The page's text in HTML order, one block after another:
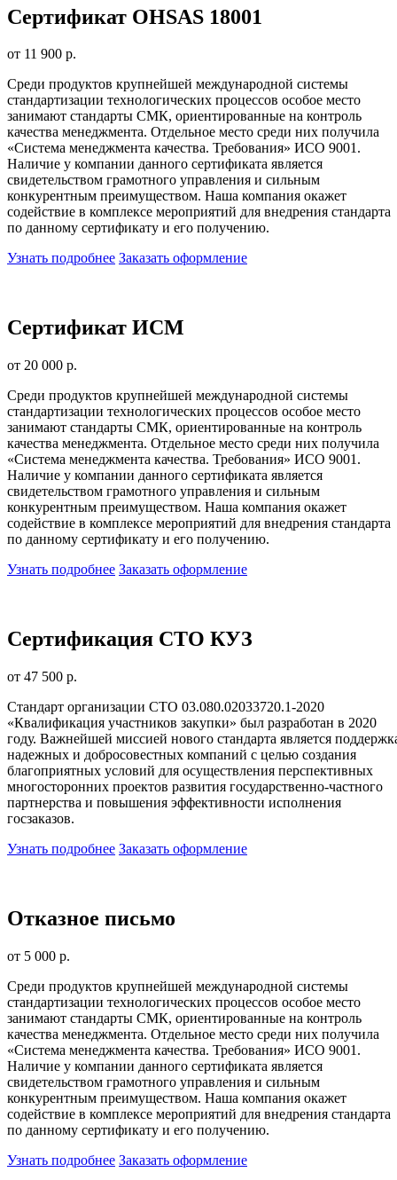
Сертификат OHSAS 18001
от 11 900 р.
Среди продуктов крупнейшей международной системы
стандартизации технологических процессов особое место
занимают стандарты СМК, ориентированные на контроль
качества менеджмента. Отдельное место среди них получила
«Система менеджмента качества. Требования» ИСО 9001.
Наличие у компании данного сертификата является
свидетельством грамотного управления и сильным
конкурентным преимуществом. Наша компания окажет
содействие в комплексе мероприятий для внедрения стандарта
по данному сертификату и его получению.
Узнать подробнее Заказать оформление
Сертификат ИСМ
от 20 000 р.
Среди продуктов крупнейшей международной системы
стандартизации технологических процессов особое место
занимают стандарты СМК, ориентированные на контроль
качества менеджмента. Отдельное место среди них получила
«Система менеджмента качества. Требования» ИСО 9001.
Наличие у компании данного сертификата является
свидетельством грамотного управления и сильным
конкурентным преимуществом. Наша компания окажет
содействие в комплексе мероприятий для внедрения стандарта
по данному сертификату и его получению.
Узнать подробнее Заказать оформление
Сертификация СТО КУЗ
от 47 500 р.
Стандарт организации СТО 03.080.02033720.1-2020
«Квалификация участников закупки» был разработан в 2020
году. Важнейшей миссией нового стандарта является
надежных и добросовестных компаний с целью создания
благоприятных условий для осуществления перспективных
многосторонних проектов развития государственно-частного
партнерства и повышения эффективности исполнения
госзаказов.
Узнать подробнее Заказать оформление
Отказное письмо
от 5 000 р.
Среди продуктов крупнейшей международной системы
стандартизации технологических процессов особое место
занимают стандарты СМК, ориентированные на контроль
качества менеджмента. Отдельное место среди них получила
«Система менеджмента качества. Требования» ИСО 9001.
Наличие у компании данного сертификата является
свидетельством грамотного управления и сильным
конкурентным преимуществом. Наша компания окажет
содействие в комплексе мероприятий для внедрения стандарта
по данному сертификату и его получению.
Узнать подробнее Заказать оформление